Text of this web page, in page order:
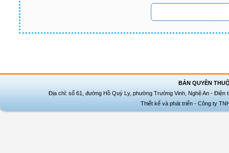
BẢN QUYỀN
Địa chỉ: số 61, đường Hồ Quý Ly, phường Trường Vinh, Nghệ An - Điện
Thiết kế và phát triển - Công ty